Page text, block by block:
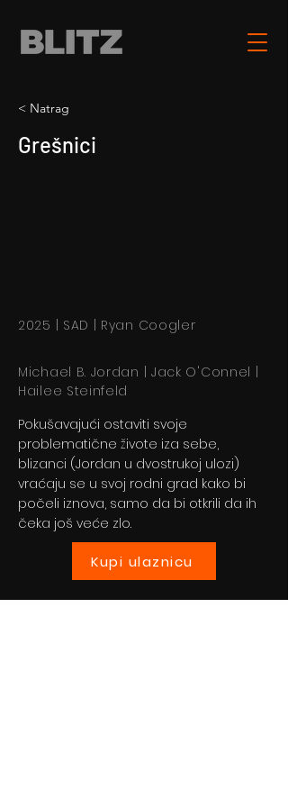
< Natrag
Grešnici
2025 | SAD | Ryan Coogler
Michael B. Jordan | Jack O'Connel |
Hailee Steinfeld
Pokušavajući ostaviti svoje
problematične živote iza sebe,
blizanci (Jordan u dvostrukoj ulozi)
vraćaju se u svoj rodni grad kako bi
počeli iznova, samo da bi otkrili da ih
čeka još veće zlo.
Kupi ulaznicu